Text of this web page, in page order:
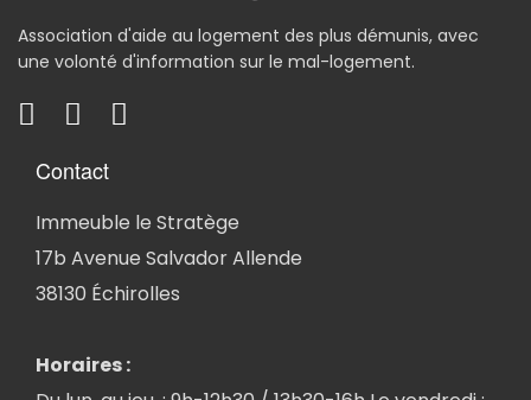
Association d'aide au logement des plus démunis, avec
une volonté d'information sur le mal-logement.
Contact
Immeuble le Stratège
17b Avenue Salvador Allende
38130 Échirolles
Horaires :